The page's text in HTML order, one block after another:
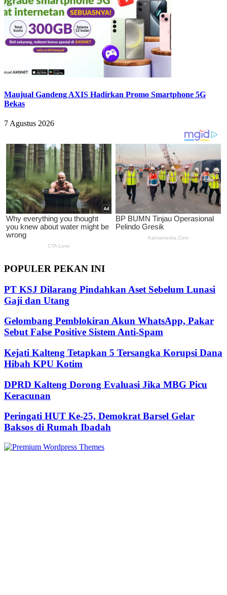
Maujual Gandeng AXIS Hadirkan Promo Smartphone 5G
Bekas
7 Agustus 2026
POPULER PEKAN INI
PT KSJ Dilarang Pindahkan Aset Sebelum Lunasi
Gaji dan Utang
Gelombang Pemblokiran Akun WhatsApp, Pakar
Sebut False Positive Sistem Anti-Spam
Kejati Kalteng Tetapkan 5 Tersangka Korupsi Dana
Hibah KPU Kotim
DPRD Kalteng Dorong Evaluasi Jika MBG Picu
Keracunan
Peringati HUT Ke-25, Demokrat Barsel Gelar
Baksos di Rumah Ibadah